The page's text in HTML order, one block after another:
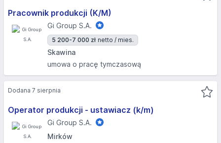
Pracownik produkcji (K/M)
Gi Group S.A.
5 200-7 000 zł netto / mies.
Skawina
umowa o pracę tymczasową
Operator produkcji - ustawiacz (k/m)
Gi Group S.A.
Mirków
Dodana 7 sierpnia